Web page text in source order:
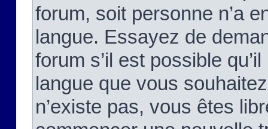
forum, soit personne n’a
langue. Essayez de
forum s’il est possible
langue que vous
n’existe pas, vous êtes